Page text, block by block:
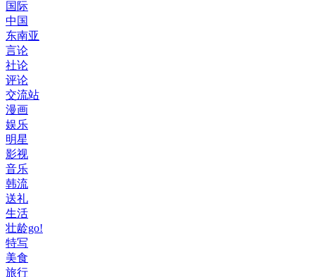
国际
中国
东南亚
言论
社论
评论
交流站
漫画
娱乐
明星
影视
音乐
韩流
送礼
生活
壮龄go!
特写
美食
旅行